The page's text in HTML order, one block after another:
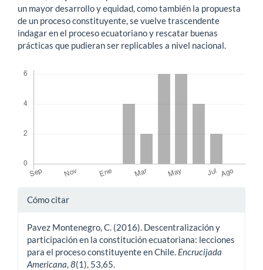
un mayor desarrollo y equidad, como también la propuesta
de un proceso constituyente, se vuelve trascendente
indagar en el proceso ecuatoriano y rescatar buenas
prácticas que pudieran ser replicables a nivel nacional.
Detalles
artículo
Cómo citar
Pavez Montenegro, C. (2016). Descentralización y
participación en la constitución ecuatoriana: lecciones
para el proceso constituyente en Chile. Encrucijada
Americana,8(1), 53,65.